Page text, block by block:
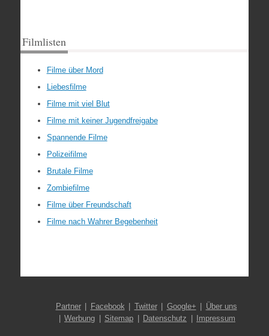
Filmlisten
Filme über Mord
Liebesfilme
Filme mit viel Blut
Filme mit keiner Jugendfreigabe
Spannende Filme
Polizeifilme
Brutale Filme
Zombiefilme
Filme über Freundschaft
Filme nach Wahrer Begebenheit
Partner Facebook Twitter Google+
Über uns
Werbung
Sitemap Datenschutz Impressum